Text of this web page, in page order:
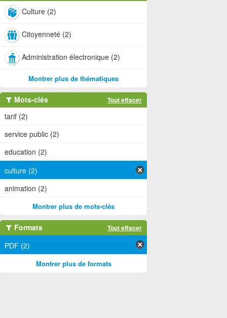
Culture (2)
Citoyenneté (2)
Administration électronique (2)
Montrer plus de thématiques
Mots-clés Tout effacer
tarif (2)
service public (2)
education (2)
culture (2)
animation (2)
Montrer plus de mots-clés
Formats Tout effacer
PDF (2)
Montrer plus de formats